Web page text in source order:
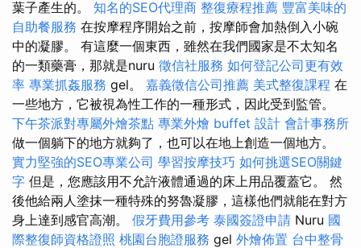
葉子產生的。 知名的SEO代理商 整復療程推薦 豐富美味的
自助餐服務 在按摩程序開始之前，按摩師會加熱倒入小碗
中的凝膠。 有這麼一個東西，雖然在我們國家是不太知名
的一類藥膏，那就是nuru 徵信社服務 如何登記公司更有效
率 專業抓姦服務 gel。 嘉義徵信公司推薦 美式整復課程 在
一些地方，它被視為性工作的一種形式，因此受到監管。
下午茶派對專屬外燴茶點 專業外燴 buffet 設計 會計事務所
做一個躺下的地方就夠了，也可以在地上創造一個地方。
實力堅強的SEO專業公司 學習按摩技巧 如何挑選SEO關鍵
字 但是，您應該用不允許液體通過的床上用品覆蓋它。 然
後他給兩人塗抹一種特殊的努魯凝膠，這樣他們就能在對方
身上達到感官高潮。 假牙費用參考 泰國簽證申請 Nuru 國
際整復師資格證照 桃園台胞證服務 gel 外燴佈置 台中整骨